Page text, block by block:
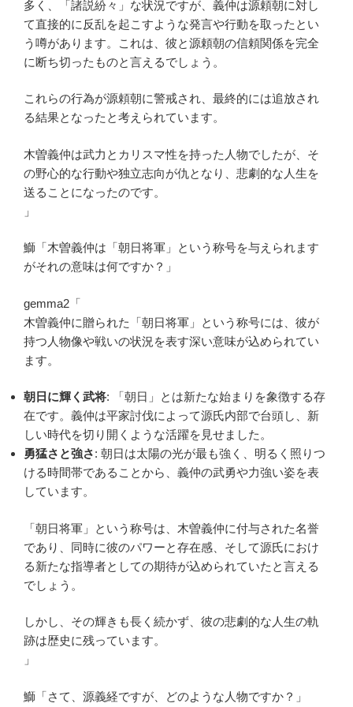
多く、「諸説紛々」な状況ですが、義仲は源頼朝に対し
て直接的に反乱を起こすような発言や行動を取ったとい
う噂があります。これは、彼と源頼朝の信頼関係を完全
に断ち切ったものと言えるでしょう。
これらの行為が源頼朝に警戒され、最終的には追放され
る結果となったと考えられています。
木曽義仲は武力とカリスマ性を持った人物でしたが、そ
の野心的な行動や独立志向が仇となり、悲劇的な人生を
送ることになったのです。
」
鰤「木曽義仲は「朝日将軍」という称号を与えられます
がそれの意味は何ですか？」
gemma2「
木曽義仲に贈られた「朝日将軍」という称号には、彼が
持つ人物像や戦いの状況を表す深い意味が込められてい
ます。
朝日に輝く武将: 「朝日」とは新たな始まりを象徴する存
在です。義仲は平家討伐によって源氏内部で台頭し、新
しい時代を切り開くような活躍を見せました。
勇猛さと強さ: 朝日は太陽の光が最も強く、明るく照りつ
ける時間帯であることから、義仲の武勇や力強い姿を表
しています。
「朝日将軍」という称号は、木曽義仲に付与された名誉
であり、同時に彼のパワーと存在感、そして源氏におけ
る新たな指導者としての期待が込められていたと言える
でしょう。
しかし、その輝きも長く続かず、彼の悲劇的な人生の軌
跡は歴史に残っています。
」
鰤「さて、源義経ですが、どのような人物ですか？」